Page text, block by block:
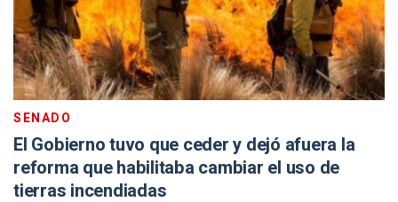
SENADO
El Gobierno tuvo que ceder y dejó afuera la
reforma que habilitaba cambiar el uso de
tierras incendiadas